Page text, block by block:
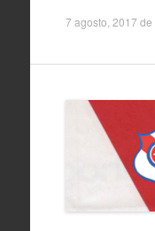
7 agosto, 2017 de